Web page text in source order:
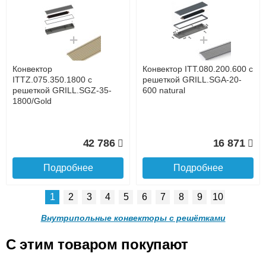
до подъезда
услуга платная
Конвектор ITTL.070.160.800
с решеткой GRILL.SGWL-
16-800 орех.
20 904
Подробнее
Конвектор ITTL.070.160.900
с решеткой GRILL.SGWL-
16-900 орех.
21 495
Конвектор
ITTL.070.160.1000 с
решеткой GRILL.SGWL-16-
Конвектор
ITTL.070.160.1100 с
решеткой GRILL.SGWL-16-
Конвектор
ITTZ.075.350.1800 с
решеткой GRILL.SGZ-35-
1800/Gold
42 786
Подробнее
Конвектор ITT.080.200.600 с
решеткой GRILL.SGA-20-
600 natural
16 871
Подробнее
1 2 3 4 5 6 7 8 9 10
Внутрипольные конвекторы с решётками
C этим товаром покупают